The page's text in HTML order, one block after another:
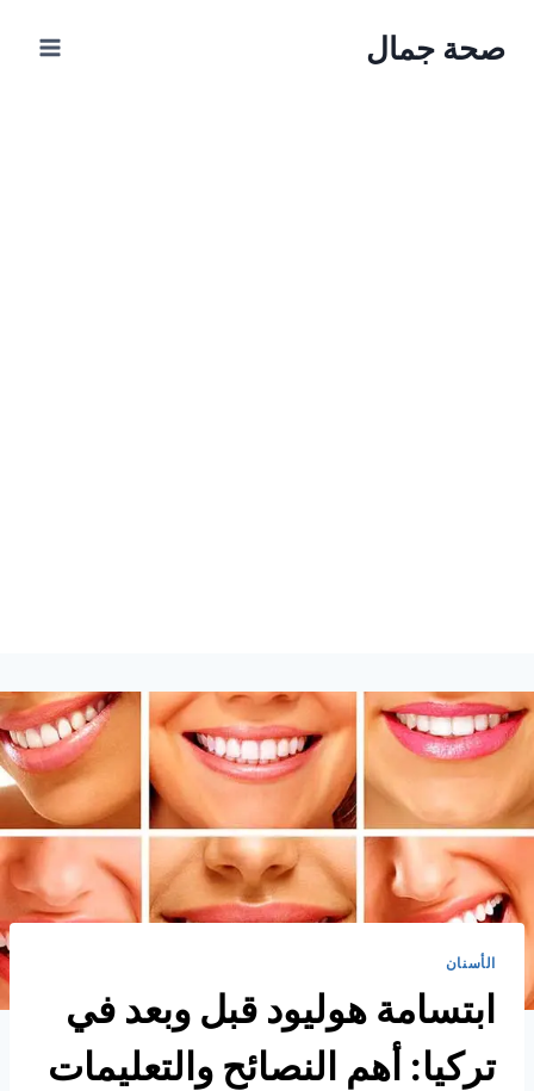
صحة جمال
الأسنان
ابتسامة هوليود قبل وبعد في
تركيا: أهم النصائح والتعليمات